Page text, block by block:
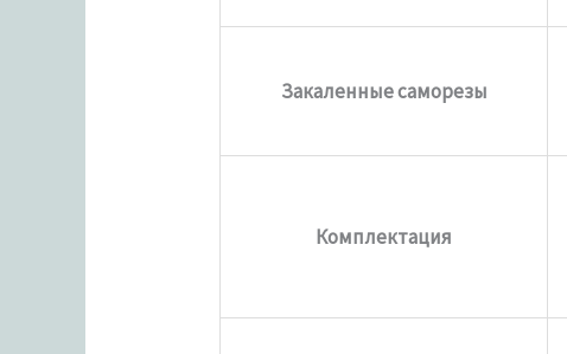
Закаленные саморезы
Комплектация